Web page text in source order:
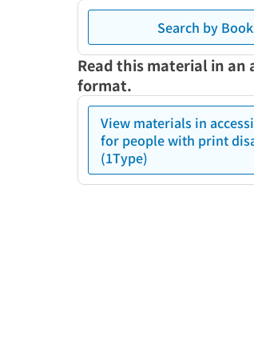
Search by
Read this material in an
format.
View materials in
for people with print
(1Type)